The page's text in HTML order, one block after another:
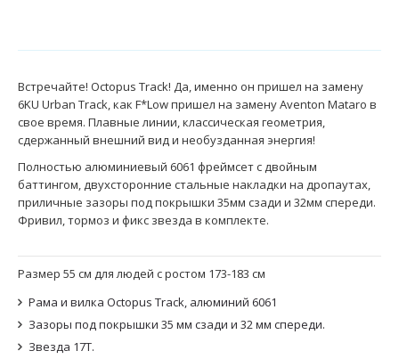
Встречайте! Octopus Track! Да, именно он пришел на замену
6KU Urban Track, как F*Low пришел на замену Aventon Mataro в
свое время. Плавные линии, классическая геометрия,
сдержанный внешний вид и необузданная энергия!
Полностью алюминиевый 6061 фреймсет с двойным
баттингом, двухсторонние стальные накладки на дропаутах,
приличные зазоры под покрышки 35мм сзади и 32мм спереди.
Фривил, тормоз и фикс звезда в комплекте.
Размер 55 см для людей с ростом 173-183 см
Рама и вилка Octopus Track, алюминий 6061
Зазоры под покрышки 35 мм сзади и 32 мм спереди.
Звезда 17Т.